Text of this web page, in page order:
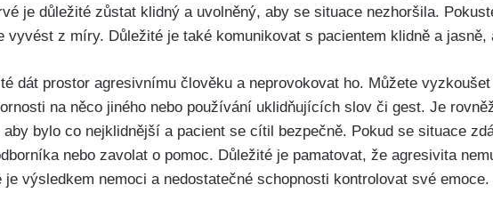
je důležité zůstat klidný a uvolněný, aby se situace nezhoršila.
vyvést z míry. Důležité je také komunikovat s pacientem klidně a jasně,
dát prostor agresivnímu člověku a neprovokovat ho. Můžete
na něco jiného nebo používání uklidňujících slov či gest. Je
bylo co nejklidnější a pacient se cítil bezpečně. Pokud se situace
nebo zavolat o pomoc. Důležité je pamatovat, že agresivita
je výsledkem nemoci a nedostatečné schopnosti kontrolovat své emoce.